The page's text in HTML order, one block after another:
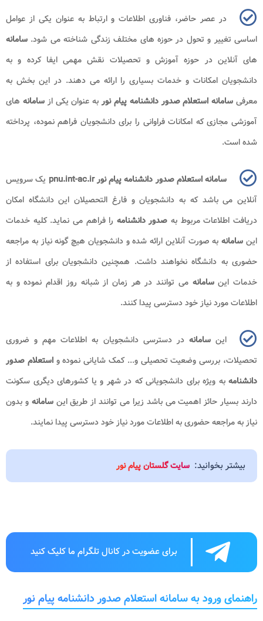
در عصر حاضر، فناوری اطلاعات و ارتباط به عنوان یکی از عوامل
اساسی تغییر و تحول در حوزه های مختلف زندگی شناخته می شود. سامانه
های آنلاین در حوزه آموزش و تحصیلات نقش مهمی ایفا کرده و به
دانشجویان امکانات و خدمات بسیاری را ارائه می دهند. در این بخش به
معرفیسامانه استعلام صدور دانشنامه پیام نوربه عنوان یکی ازسامانه های
آموزشی مجازی که امکانات فراوانی را برای دانشجویان فراهم نموده، پرداخته
شده است.
سامانه استعلام صدور دانشنامه پیام نور pnu.int-ac.ir
یک سرویس
آنلاین می باشد که به دانشجویان و فارغ التحصیلان این دانشگاه امکان
دریافت اطلاعات مربوط به صدور دانشنامه را فراهم می نماید. کلیه خدمات
این سامانه به صورت آنلاین ارائه شده و دانشجویان هیچ گونه نیاز به مراجعه
حضوری به دانشگاه نخواهند داشت. همچنین دانشجویان برای استفاده از
خدمات اینسامانهمی توانند در هر زمان از شبانه روز اقدام نموده و به
اطلاعات مورد نیاز خود دسترسی پیدا کنند.
اینسامانهدر دسترسی دانشجویان به اطلاعات مهم و ضروری
تحصیلات، بررسی وضعیت تحصیلی و... کمک شایانی نموده و استعلام صدور
دانشنامه به ویژه برای دانشجویانی که در شهر و یا کشورهای دیگری سکونت
دارند بسیار حائز اهمیت می باشد زیرا می توانند از طریق اینسامانهو بدون
نیاز به مراجعه حضوری به اطلاعات مورد نیاز خود دسترسی پیدا نمایند.
بیشتر بخوانید: سایت گلستان پیام نور
برای عضویت در کانال تلگرام ما کلیک کنید
راهنمای ورود به سامانه استعلام صدور دانشنامه پیام نور